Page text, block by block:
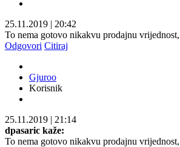
25.11.2019 | 20:42
To nema gotovo nikakvu prodajnu
Odgovori Citiraj
Gjuroo
Korisnik
25.11.2019 | 21:14
dpasaric kaže:
To nema gotovo nikakvu prodajnu